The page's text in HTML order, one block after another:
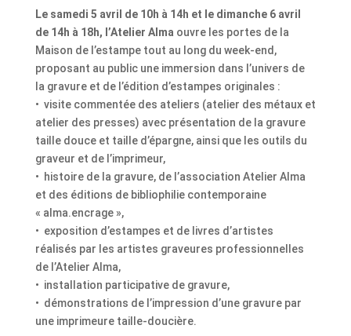
Le samedi 5 avril de 10h à 14h et le dimanche 6 avril
de 14h à 18h, l’Atelier Alma ouvre les portes de la
Maison de l’estampe tout au long du week-end,
proposant au public une immersion dans l’univers de
la gravure et de l’édition d’estampes originales :
•⁠ ⁠visite commentée des ateliers (atelier des métaux et
atelier des presses) avec présentation de la gravure
taille douce et taille d’épargne, ainsi que les outils du
graveur et de l’imprimeur,
•⁠ ⁠histoire de la gravure, de l’association Atelier Alma
et des éditions de bibliophilie contemporaine
« alma.encrage »,
•⁠ ⁠exposition d’estampes et de livres d’artistes
réalisés par les artistes graveures professionnelles
de l’Atelier Alma,
•⁠ ⁠installation participative de gravure,
•⁠ ⁠démonstrations de l’impression d’une gravure par
une imprimeure taille-doucière.